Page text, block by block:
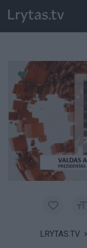
Paremkite Ukrainą
LRYTAS.TV